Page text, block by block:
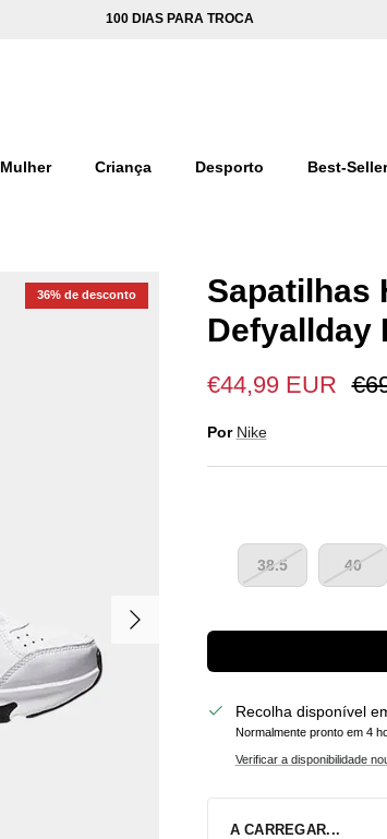
100 DIAS PARA TROCA
Mulher Criança Desporto Best-
Seguinte
36% de desconto
Sapatilhas
Defyallday
€44,99 EUR
Por Nike
38.5 40
Recolha disponível
Normalmente pronto em 4
Verificar a disponibilidade
A CARREGAR...